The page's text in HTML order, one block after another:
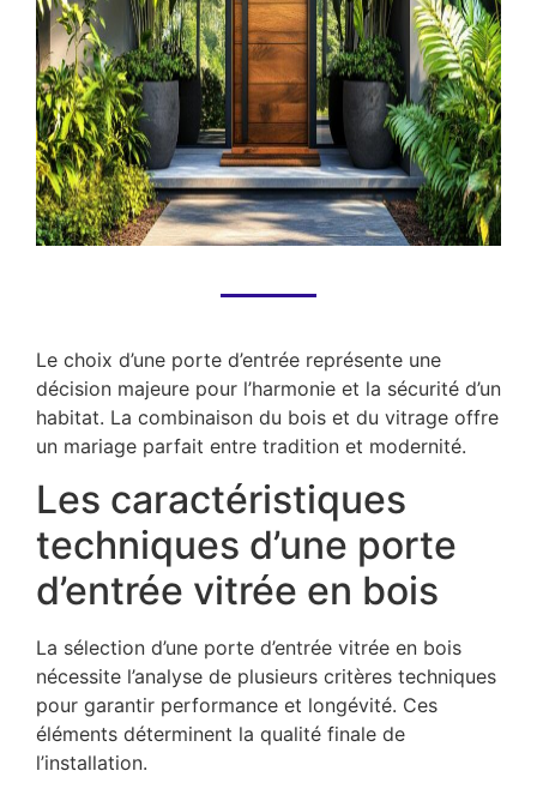
Le choix d’une porte d’entrée représente une
décision majeure pour l’harmonie et la sécurité d’un
habitat. La combinaison du bois et du vitrage offre
un mariage parfait entre tradition et modernité.
Les caractéristiques
techniques d’une porte
d’entrée vitrée en bois
La sélection d’une porte d’entrée vitrée en bois
nécessite l’analyse de plusieurs critères techniques
pour garantir performance et longévité. Ces
éléments déterminent la qualité finale de
l’installation.